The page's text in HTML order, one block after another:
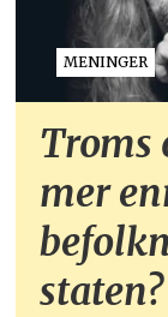
MENINGER
Troms
mer
staten?